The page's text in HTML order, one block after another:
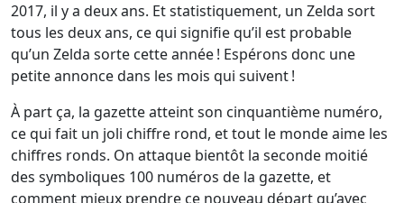
2017, il y a deux ans. Et statistiquement, un Zelda sort
tous les deux ans, ce qui signifie qu’il est probable
qu’un Zelda sorte cette année ! Espérons donc une
petite annonce dans les mois qui suivent !
À part ça, la gazette atteint son cinquantième numéro,
ce qui fait un joli chiffre rond, et tout le monde aime les
chiffres ronds. On attaque bientôt la seconde moitié
des symboliques 100 numéros de la gazette, et
comment mieux prendre ce nouveau départ qu’avec